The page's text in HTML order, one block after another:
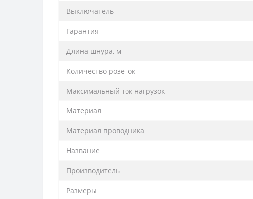
Выключатель
Гарантия
Длина шнура, м
Количество розеток
Максимальный ток нагрузок
Материал
Материал проводника
Название
Производитель
Размеры